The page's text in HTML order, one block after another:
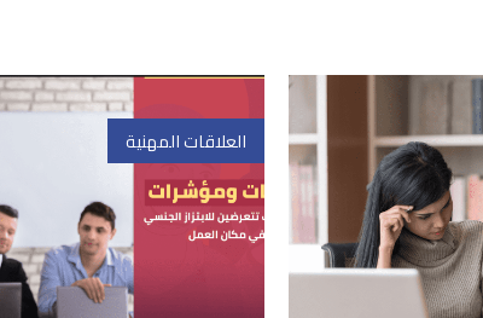
العلاقات المهنية